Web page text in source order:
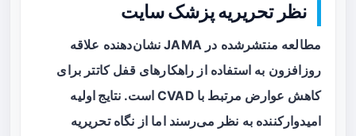
نظر تحریریه پزشک سایت
مطالعه منتشرشده در JAMA نشان‌دهنده علاقه
روزافزون به استفاده از راهکارهای قفل کاتتر برای
کاهش عوارض مرتبط با CVAD است.
نتایج اولیه
امیدوارکننده به نظر می‌رسند اما از نگاه تحریریه